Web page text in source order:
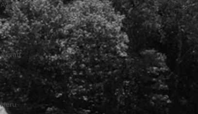
A love
A crab
Heru